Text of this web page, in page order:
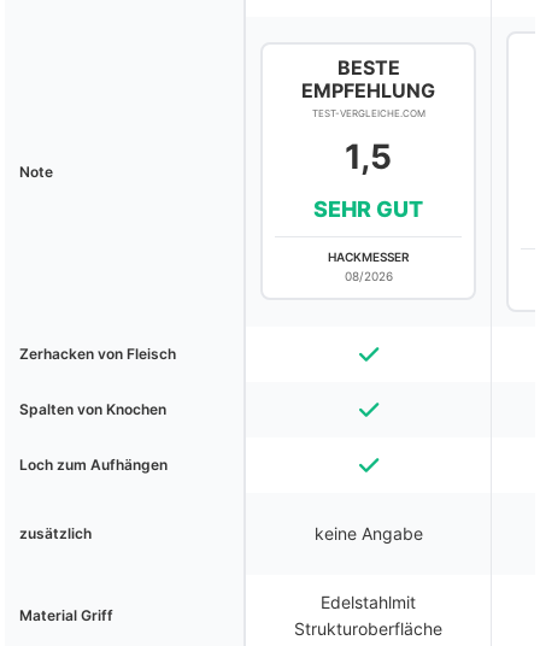
Note
BESTE
EMPFEHLUNG
TEST-VERGLEICHE.COM
1,5
SEHR GUT
HACKMESSER
08/2026
Zerhacken von Fleisch
Spalten von Knochen
Loch zum Aufhängen
zusätzlich keine Angabe
Material Griff
Edelstahlmit
Strukturoberfläche